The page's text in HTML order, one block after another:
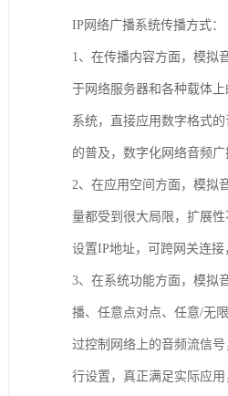
IP网络广播系统传播方式：
1、在传播内容方面，模拟
于网络服务器和各种载体
系统，直接应用数字格式
的普及，数字化网络音频广
2、在应用空间方面，模拟
量都受到很大局限，扩展
设置IP地址，可跨网关连接
3、在系统功能方面，模拟
播、任意点对点、任意/无
过控制网络上的音频流信
行设置，真正满足实际应用